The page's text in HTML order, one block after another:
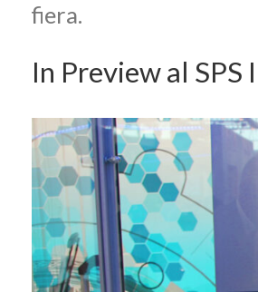
fiera.
In Preview al SPS